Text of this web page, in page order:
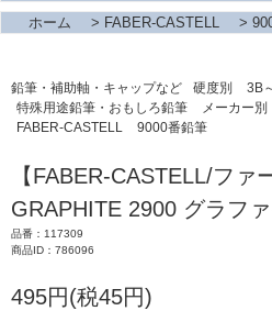
ホーム
> FABER-CASTELL >
鉛筆・補助軸・キャップなど 硬度別 3B
特殊用途鉛筆・おもしろ鉛筆
メーカー別
FABER-CASTELL
9000番鉛筆
【FABER-CASTELL/フ
GRAPHITE 2900 グラフ
品番：117309
商品ID：786096
495円(税45円)